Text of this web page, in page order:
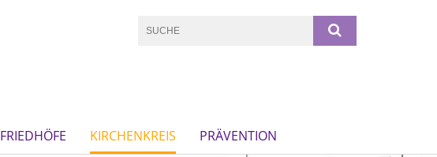
FRIEDHÖFE KIRCHENKREIS PRÄVENTION